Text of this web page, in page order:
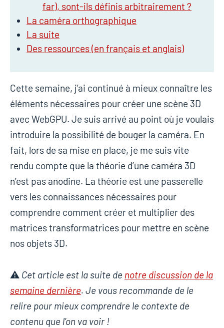
far), sont-ils définis arbitrairement ?
La caméra orthographique
La suite
Des ressources (en français et anglais)
Cette semaine, j’ai continué à mieux connaître les
éléments nécessaires pour créer une scène 3D
avec WebGPU. Je suis arrivé au point où je voulais
introduire la possibilité de bouger la caméra. En
fait, lors de sa mise en place, je me suis vite
rendu compte que la théorie d’une caméra 3D
n’est pas anodine. La théorie est une passerelle
vers les connaissances nécessaires pour
comprendre comment créer et multiplier des
matrices transformatrices pour mettre en scène
nos objets 3D.
⚠️ Cet article est la suite de notre discussion de la
semaine dernière. Je vous recommande de le
relire pour mieux comprendre le contexte de
contenu que l’on va voir !